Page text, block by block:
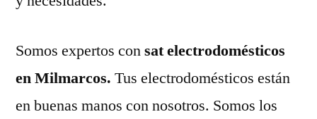
Somos expertos consat electrodomésticos
en Milmarcos. Tus electrodomésticos están
en buenas manos con nosotros. Somos los